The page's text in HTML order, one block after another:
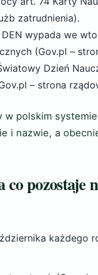
zatrudnienia).
DEN wypada we
(Gov.pl –
Dzień
– strona
w polskim
i nazwie, a
pozostaje
każdego